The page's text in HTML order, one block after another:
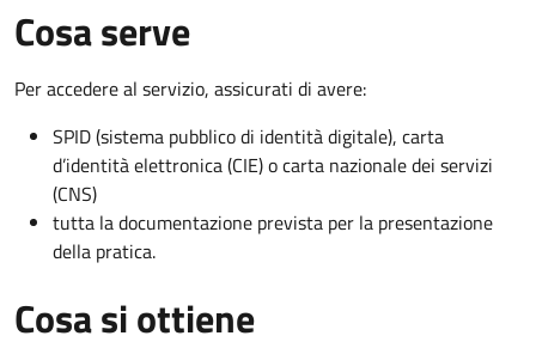
Cosa serve
Per accedere al servizio, assicurati di avere:
SPID (sistema pubblico di identità digitale), carta
d’identità elettronica (CIE) o carta nazionale dei servizi
(CNS)
tutta la documentazione prevista per la presentazione
della pratica.
Cosa si ottiene